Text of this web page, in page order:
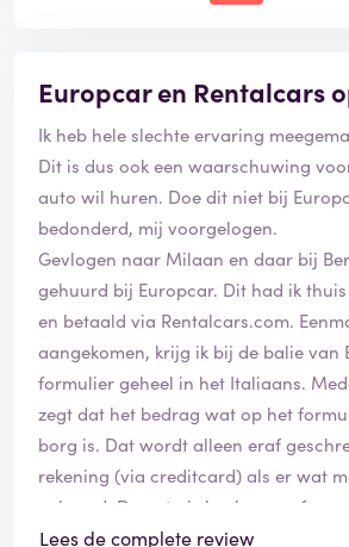
Europcar en Rentalcars
Ik heb hele slechte ervaring
Dit is dus ook een waarschuwing
auto wil huren. Doe dit niet bij
bedonderd, mij voorgelogen.
Gevlogen naar Milaan en daar bij
gehuurd bij Europcar. Dit had ik
en betaald via Rentalcars.com.
aangekomen, krijg ik bij de balie van
formulier geheel in het Italiaans.
zegt dat het bedrag wat op het
borg is. Dat wordt alleen eraf
rekening (via creditcard) als er wat
gebeurd. De auto is heel en conform
ingeleverd. Was goed en in orde.
Lees de complete review